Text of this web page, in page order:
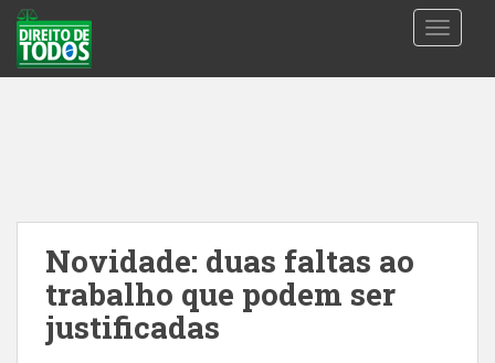
Novidade: duas faltas ao
trabalho que podem ser
justificadas